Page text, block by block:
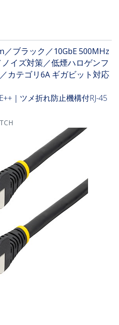
ブラック／10GbE 500MHz
ノイズ対策／低煙ハロゲンフ
カテゴリ6A ギガビット対応
｜ツメ折れ防止機構付RJ-45